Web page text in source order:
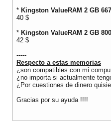
* Kingston ValueRAM 2 GB
40 $
* Kingston ValueRAM 2 GB
42 $
-----
Respecto a estas memorias
¿son compatibles con mi
¿no importa si actualmente
¿Por cuestiones de dinero
Gracias por su ayuda !!!!